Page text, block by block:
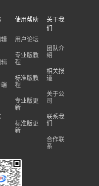
使用帮助
用户论坛
专业版教
程
标准版教
程
专业版更
新
标准版更
新
关于我
们
团队介
绍
相关报
道
关于公
司
联系我
们
合作联
系